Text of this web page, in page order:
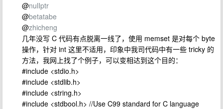
@nulIptr
@betatabe
@zhicheng
几年没写 C 代码有点脱离一线了，使用 memset 是对每个 byte
操作，针对 int 这里不适用，印象中我司代码中有一些 tricky 的
方法，我网上找了个例子，可以变相达到这个目的：
#include <stdio.h>
#include <stdlib.h>
#include <string.h>
#include <stdbool.h> //Use C99 standard for C language